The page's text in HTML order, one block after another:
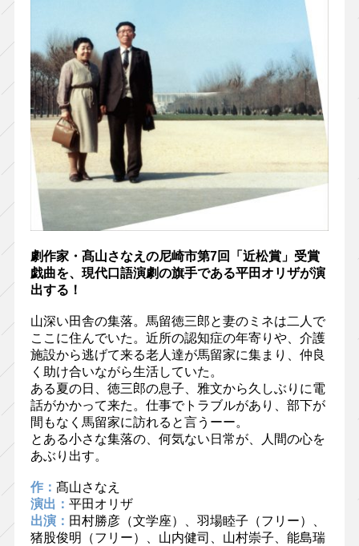
劇作家・髙山さなえの尼崎市第7回「近松賞」受賞
戯曲を、現代口語演劇の旗手である平田オリザが演
出する！
山深い田舎の集落。馬留徳三郎と妻のミネは二人で
ここに住んでいた。近所の認知症の年寄りや、介護
施設から逃げて来る老人達が馬留家に集まり、仲良
く助け合いながら生活していた。
ある夏の日、徳三郎の息子、雅文から久しぶりに電
話がかかって来た。仕事でトラブルがあり、部下が
間もなく馬留家に訪れると言うーー。
とある小さな集落の、何気ない日常が、人間の心を
あぶり出す。
作： 髙山さなえ
演出： 平田オリザ
出演： 田村勝彦（文学座）、羽場睦子（フリー）、
猪股俊明（フリー）、山内健司、山村崇子、能島瑞